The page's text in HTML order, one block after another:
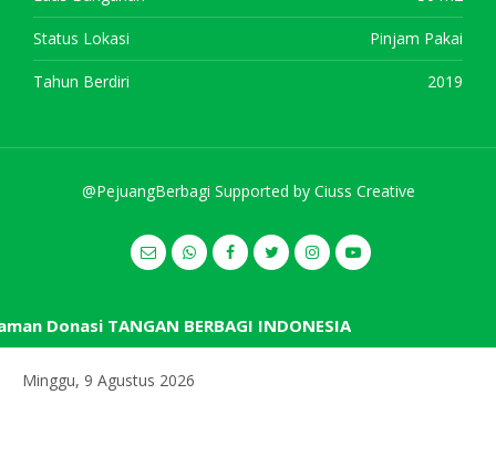
Minggu, 9 Agustus 2026
Status Lokasi Pinjam Pakai
Tahun Berdiri 2019
@PejuangBerbagi Supported by Ciuss Creative
Donasi TANGAN BERBAGI INDONESIA